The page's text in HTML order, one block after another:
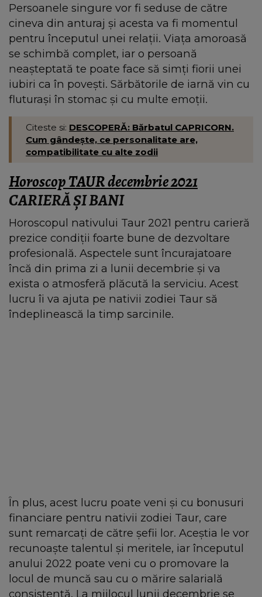
Persoanele singure vor fi seduse de către
cineva din anturaj și acesta va fi momentul
pentru începutul unei relații. Viața amoroasă
se schimbă complet, iar o persoană
neașteptată te poate face să simți fiorii unei
iubiri ca în povești. Sărbătorile de iarnă vin cu
fluturași în stomac și cu multe emoții.
Citeste si: DESCOPERĂ: Bărbatul CAPRICORN.
Cum gândește, ce personalitate are,
compatibilitate cu alte zodii
Horoscop TAUR decembrie 2021
CARIERĂ ȘI BANI
Horoscopul nativului Taur 2021 pentru carieră
prezice condiții foarte bune de dezvoltare
profesională. Aspectele sunt încurajatoare
încă din prima zi a lunii decembrie și va
exista o atmosferă plăcută la serviciu. Acest
lucru îi va ajuta pe nativii zodiei Taur să
îndeplinească la timp sarcinile.
În plus, acest lucru poate veni și cu bonusuri
financiare pentru nativii zodiei Taur, care
sunt remarcați de către șefii lor. Aceștia le vor
recunoaște talentul și meritele, iar începutul
anului 2022 poate veni cu o promovare la
locul de muncă sau cu o mărire salarială
consistentă. La mijlocul lunii decembrie se